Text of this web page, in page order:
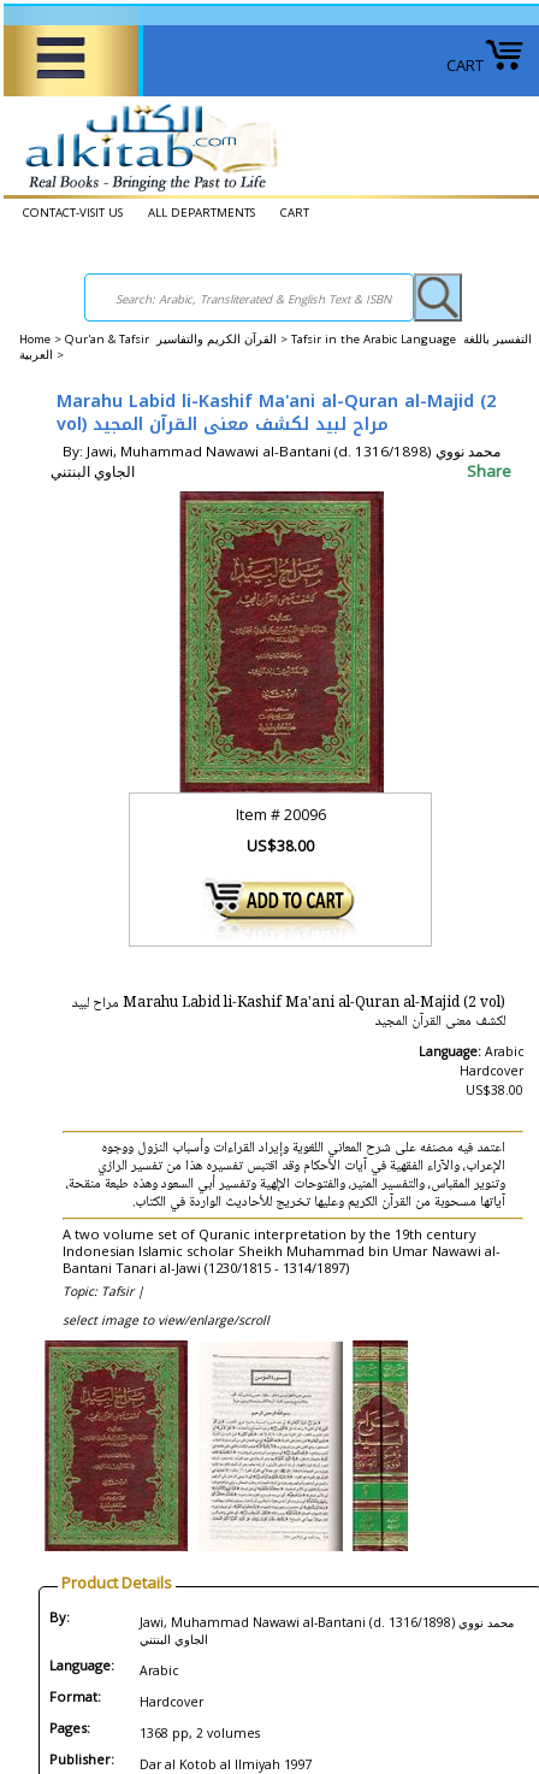
CART
CONTACT-VISIT US ALL DEPARTMENTS CART
Home > Qur'an & Tafsir القرآن الكريم والتفاسير > Tafsir in the Arabic Language التفسير باللغة
العربية >
Marahu Labid li-Kashif Ma'ani al-Quran al-Majid (2
vol) مراح لبيد لكشف معنى القرآن المجيد
By: Jawi, Muhammad Nawawi al-Bantani (d. 1316/1898) محمد نووي
الجاوي البنتني
Share
Item #20096
US$38.00
Marahu Labid li-Kashif Ma'ani al-Quran al-Majid (2 vol) مراح لبيد
لكشف معنى القرآن المجيد
Language: Arabic
Hardcover
US$38.00
اعتمد فيه مصنفه على شرح المعاني اللغوية وإيراد القراءات وأسباب النزول ووجوه
الإعراب، والآراء الفقهية في آيات الأحكام وقد اقتبس تفسيره هذا من تفسير الرازي
وتنوير المقباس، والتفسير المنير، والفتوحات الإلهية وتفسير أبي السعود وهذه طبعة منقحة،
آياتها مسحوبة من القرآن الكريم وعليها تخريج للأحاديث الواردة في الكتاب.
A two volume set of Quranic interpretation by the 19th century
Indonesian Islamic scholar Sheikh Muhammad bin Umar Nawawi al-
Bantani Tanari al-Jawi (1230/1815 - 1314/1897)
Topic: Tafsir |
select image to view/enlarge/scroll
Product Details
By:
Jawi, Muhammad Nawawi al-Bantani (d. 1316/1898) محمد نووي
الجاوي البنتني
Language: Arabic
Format: Hardcover
Pages: 1368 pp, 2 volumes
Publisher: Dar al Kotob al Ilmiyah 1997